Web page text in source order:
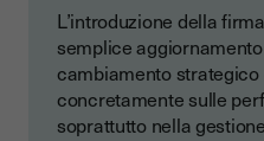
L’introduzione della
semplice
cambiamento
concretamente sulle
soprattutto nella